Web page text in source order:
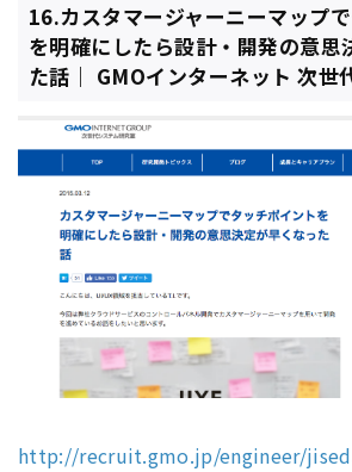
16.カスタマージャーニーマップ
を明確にしたら設計・開発の意思
た話｜ GMOインターネット 次世
http://recruit.gmo.jp/engineer/